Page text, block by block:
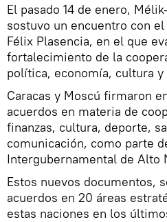
El pasado 14 de enero,
sostuvo un encuentro con
Félix Plasencia, en el que
fortalecimiento de la
política, economía, cultura
Caracas y Moscú firmaron
acuerdos en materia de
finanzas, cultura, deporte,
comunicación, como parte
Intergubernamental de Alto
Estos nuevos documentos,
acuerdos en 20 áreas
estas naciones en los